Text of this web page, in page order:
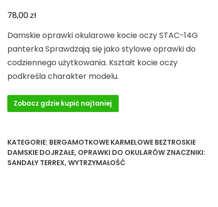
78,00zł
Damskie oprawki okularowe kocie oczy STAC-14G
panterka Sprawdzają się jako stylowe oprawki do
codziennego użytkowania. Kształt kocie oczy
podkreśla charakter modelu.
Zobacz gdzie kupić najtaniej
KATEGORIE: BERGAMOTKOWE KARMELOWE BEZTROSKIE
DAMSKIE DOJRZAŁE, OPRAWKI DO OKULARÓW ZNACZNIKI:
SANDAŁY TERREX, WYTRZYMAŁOŚĆ